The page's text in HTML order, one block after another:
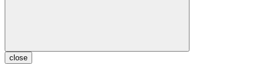
close